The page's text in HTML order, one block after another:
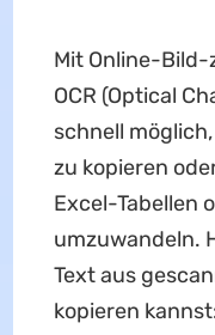
Mit Online-
OCR (Optical
schnell
zu kopieren
Excel-Tabellen
umzuwandeln.
Text aus
kopieren